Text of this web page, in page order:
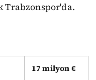
Trabzonspor'da.
17 milyon €